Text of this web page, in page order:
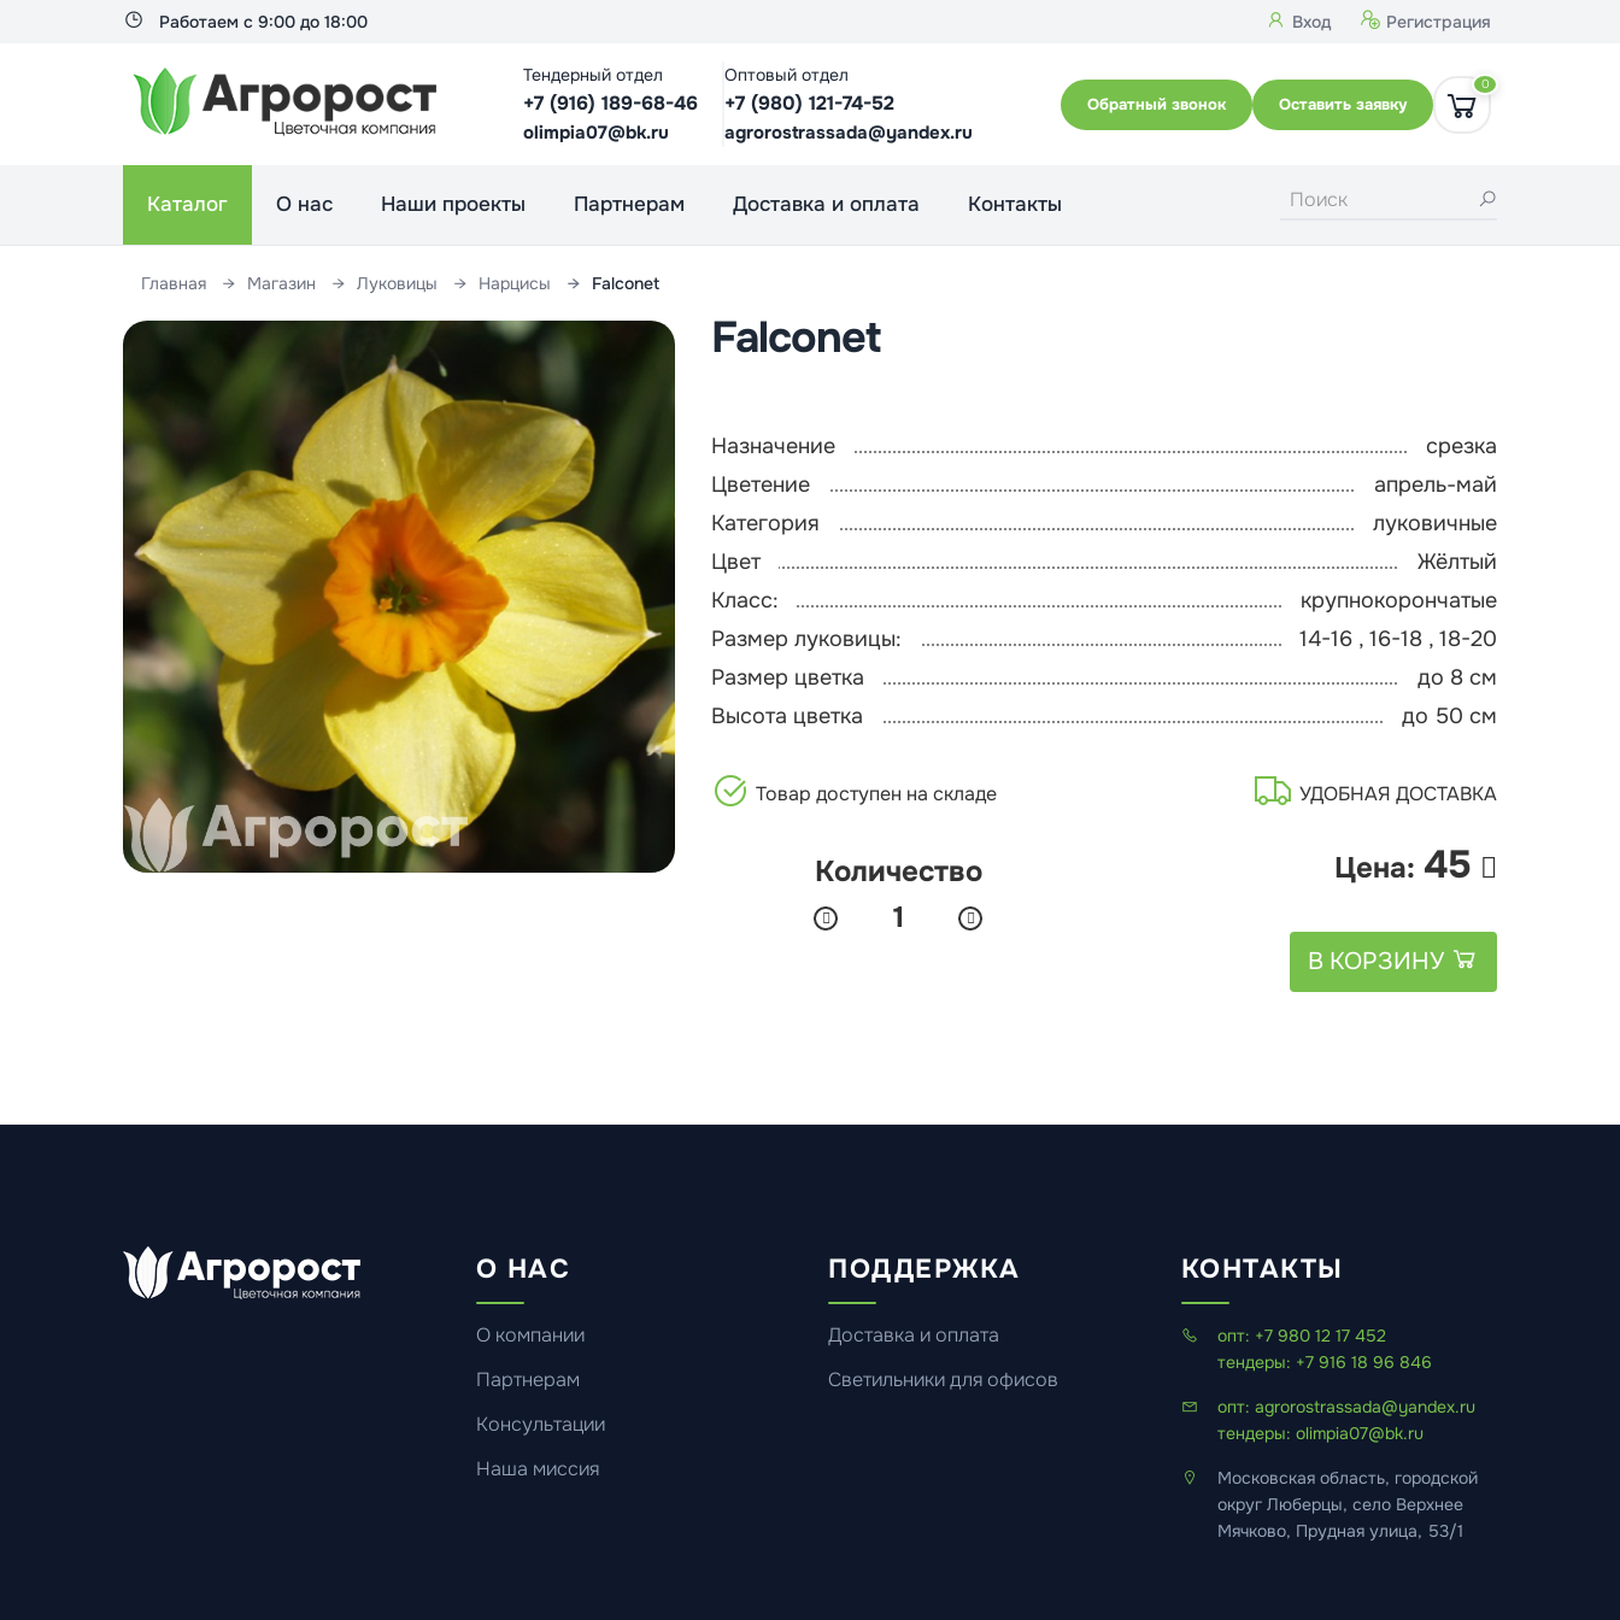
Работаем с 9:00 до 18:00 Вход Регистрация
Тендерный отдел
+7 (916) 189-68-46
olimpia07@bk.ru
Оптовый отдел
+7 (980) 121-74-52
agrorostrassada@yandex.ru
Обратный звонок Оставить заявку
0
Каталог О нас Наши проекты Партнерам Доставка и оплата Контакты
Главная Магазин Луковицы Нарцисы Falconet
Falconet
Назначение
срезка
Цветение
апрель-май
Категория
луковичные
Цвет
Жёлтый
Класс:
крупнокорончатые
Размер луковицы:
14-16 , 16-18 , 18-20
Размер цветка
до 8 см
Высота цветка
до 50 см
Товар доступен на складе УДОБНАЯ ДОСТАВКА
Количество Цена: 45
В КОРЗИНУ
О НАС
О компании
Партнерам
Консультации
Наша миссия
ПОДДЕРЖКА
Доставка и оплата
Светильники для офисов
КОНТАКТЫ
опт: +7 980 12 17 452
тендеры: +7 916 18 96 846
опт: agrorostrassada@yandex.ru
тендеры: olimpia07@bk.ru
Московская область, городской
округ Люберцы, село Верхнее
Мячково, Прудная улица, 53/1